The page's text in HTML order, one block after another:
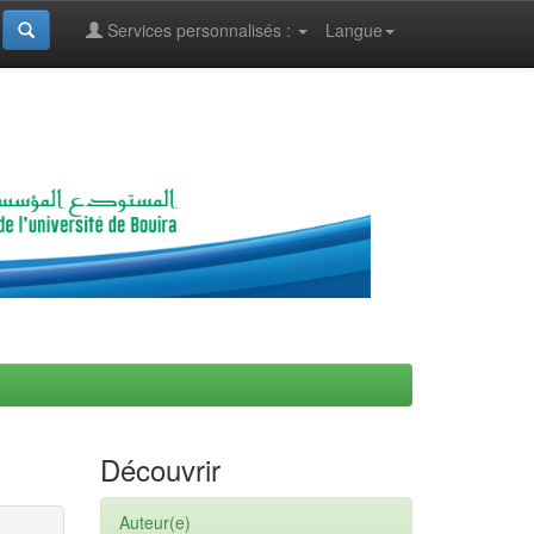
Langue
Services personnalisés :
Découvrir
Auteur(e)